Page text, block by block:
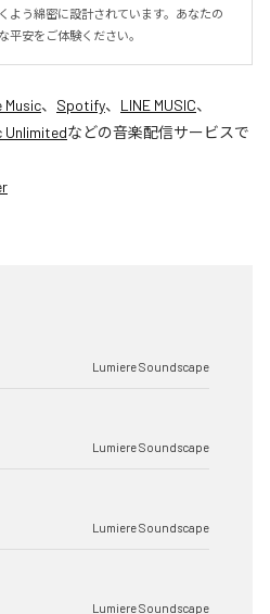
よう綿密に設計されています。あなたの
平安をご体験ください。
Music、 Spotify、 LINE MUSIC、
Unlimitedなどの音楽配信サービスで
Lumiere Soundscape
Lumiere Soundscape
Lumiere Soundscape
Lumiere Soundscape